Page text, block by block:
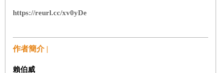
https://reurl.cc/xv0yDe
作者簡介 |
賴伯威